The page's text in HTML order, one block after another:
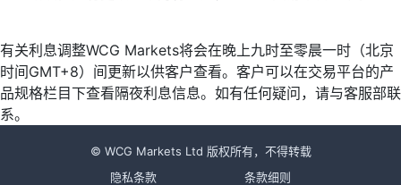
有关利息调整WCG Markets将会在晚上九时至零晨一时（北京
时间GMT+8）间更新以供客户查看。客户可以在交易平台的产
品规格栏目下查看隔夜利息信息。如有任何疑问，请与客服部联
系。
© WCG Markets Ltd 版权所有，不得转载
隐私条款
条款细则